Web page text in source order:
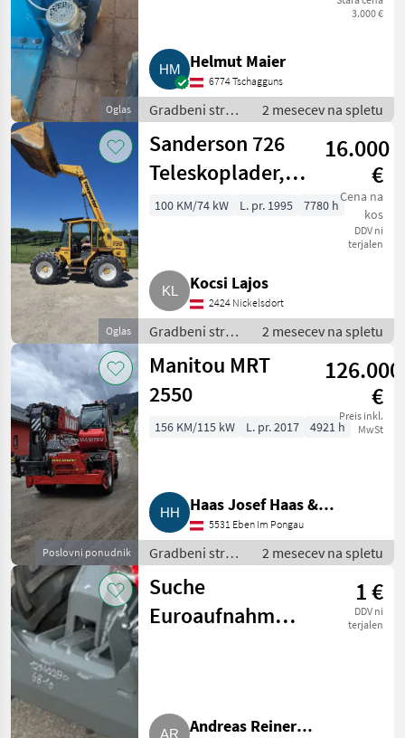
Oglas
3.000 €
Helmut Maier
6774 Tschagguns
Gradbeni stroji
/ Teleskopski
nakladalniki
2 mesecev na spletu
Oglas
Sanderson 726
Teleskoplader,
kein JCB, Merlo,
16.000
€
Cena na
kos
DDV ni
terjalen
100 KM/74 kW L. pr. 1995 7780 h
Kocsi Lajos
2424 Nickelsdort
Gradbeni stroji
/ Teleskopski
nakladalniki
2 mesecev na spletu
Poslovni ponudnik
Manitou MRT
2550
126.000
€
Preis inkl.
MwSt
156 KM/115 kW L. pr. 2017 4921 h
Haas Josef Haas &
Schwaiger Gmbh.
5531 Eben Im Pongau
Gradbeni stroji
/ Teleskopski
nakladalniki
2 mesecev na spletu
Suche
Euroaufnahme
1 €
DDV ni
terjalen
Andreas Reiner